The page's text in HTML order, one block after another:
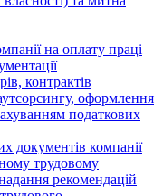
на оплату праці
контрактів
оформлення
податкових
документів компанії
трудовому
рекомендацій